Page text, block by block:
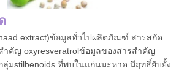
extract)ข้อมูลทั่วไปผลิตภัณฑ์ สารสกัด
ำคัญ oxyresveratrolข้อมูลของสารสำคัญ
ลุ่มstilbenoids ที่พบในแก่นมะหาด มีฤทธิ์ยับยั้ง